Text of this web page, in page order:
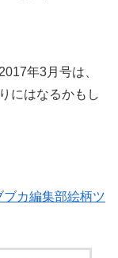
年3月号は、
にはなるかもし
カ編集部絵柄ツ